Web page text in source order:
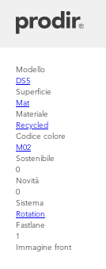
contenu
Modello
DS5
Superficie
Mat
Materiale
Recycled
Codice colore
M02
Sostenibile
0
Novità
0
Sistema
Rotation
Fastlane
1
Immagine front